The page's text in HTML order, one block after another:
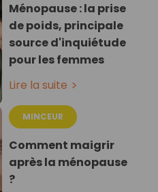
Ménopause : la prise
de poids, principale
source d'inquiétude
pour les femmes
Lire la suite
MINCEUR
Comment maigrir
après la ménopause
?